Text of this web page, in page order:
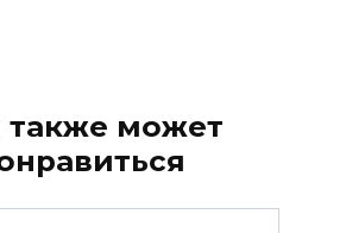
также может